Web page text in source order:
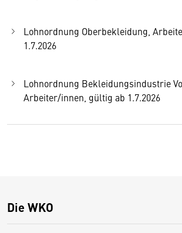
Lohnordnung Oberbekleidung,
1.7.2026
Lohnordnung Bekleidungsindustrie
Arbeiter/innen, gültig ab 1.7.2026
Die WKO